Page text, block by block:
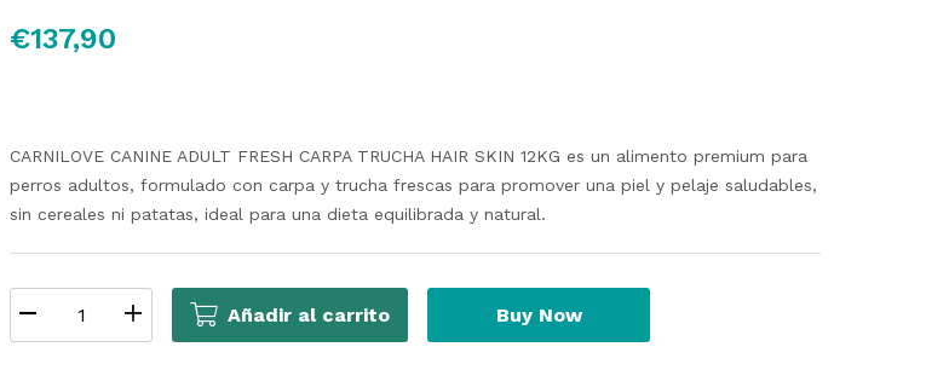
€137,90
CARNILOVE CANINE ADULT FRESH CARPA TRUCHA HAIR SKIN 12KG es un alimento premium para
perros adultos, formulado con carpa y trucha frescas para promover una piel y pelaje saludables,
sin cereales ni patatas, ideal para una dieta equilibrada y natural.
Añadir al carrito Buy Now